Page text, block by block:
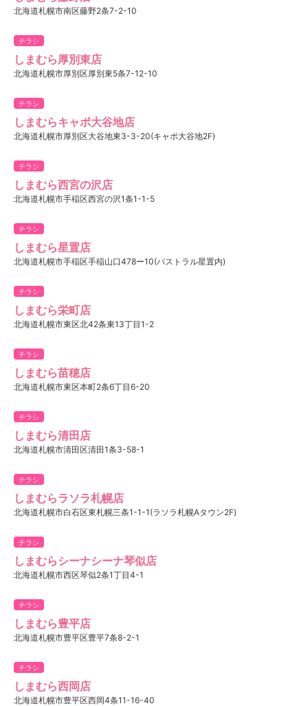
北海道札幌市南区藤野2条7-2-10
チラシ
しまむら厚別東店
北海道札幌市厚別区厚別東5条7-12-10
チラシ
しまむらキャポ大谷地店
北海道札幌市厚別区大谷地東3-3-20(キャポ大谷地2F)
チラシ
しまむら西宮の沢店
北海道札幌市手稲区西宮の沢1条1-1-5
チラシ
しまむら星置店
北海道札幌市手稲区手稲山口478ー10(パストラル星置内)
チラシ
しまむら栄町店
北海道札幌市東区北42条東13丁目1-2
チラシ
しまむら苗穂店
北海道札幌市東区本町2条6丁目6-20
チラシ
しまむら清田店
北海道札幌市清田区清田1条3-58-1
チラシ
しまむらラソラ札幌店
北海道札幌市白石区東札幌三条1-1-1(ラソラ札幌Aタウン2F)
チラシ
しまむらシーナシーナ琴似店
北海道札幌市西区琴似2条1丁目4-1
チラシ
しまむら豊平店
北海道札幌市豊平区豊平7条8-2-1
チラシ
しまむら西岡店
北海道札幌市豊平区西岡4条11-16-40